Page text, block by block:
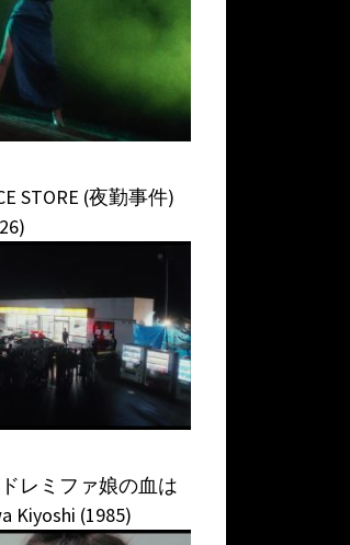
STORE (夜勤事件)
ドレミファ娘の血は
Kiyoshi (1985)